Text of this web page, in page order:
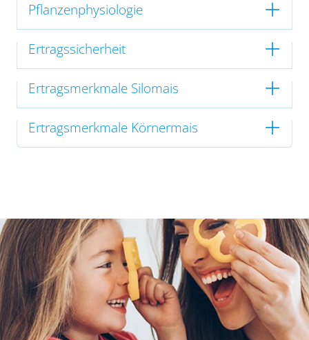
Pflanzenphysiologie
Ertragssicherheit
Ertragsmerkmale Silomais
Ertragsmerkmale Körnermais